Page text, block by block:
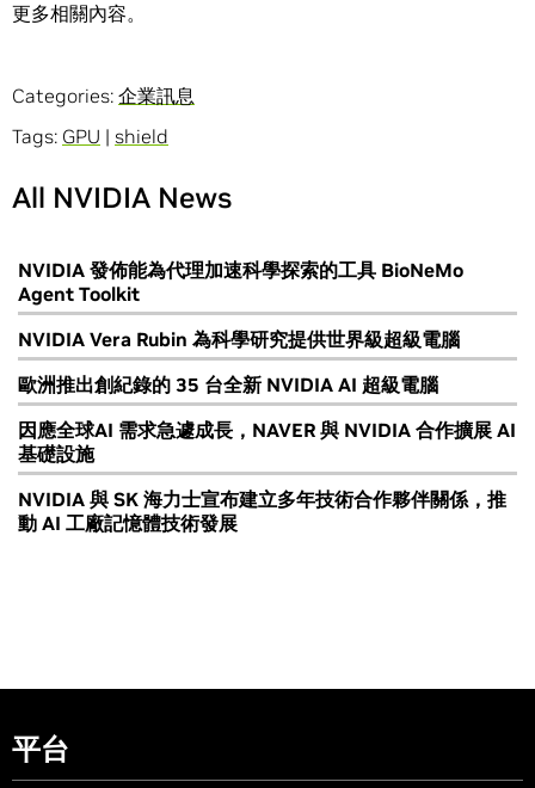
更多相關內容。
Categories: 企業訊息
Tags: GPU | shield
All NVIDIA News
NVIDIA 發佈能為代理加速科學探索的工具 BioNeMo
Agent Toolkit
NVIDIA Vera Rubin 為科學研究提供世界級超級電腦
歐洲推出創紀錄的 35 台全新 NVIDIA AI 超級電腦
因應全球AI 需求急遽成長，NAVER 與 NVIDIA 合作擴展 AI
基礎設施
NVIDIA 與 SK 海力士宣布建立多年技術合作夥伴關係，推
動 AI 工廠記憶體技術發展
平台